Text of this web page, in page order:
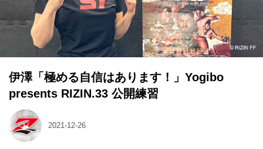
伊澤「極める自信はあります！」Yogibo
presents RIZIN.33 公開練習
2021-12-26